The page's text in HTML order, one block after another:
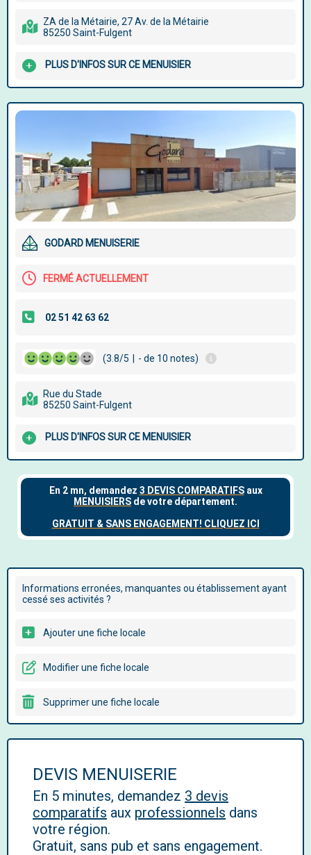
ZA de la Métairie, 27 Av. de la Métairie
85250 Saint-Fulgent
PLUS D'INFOS SUR CE MENUISIER
GODARD MENUISERIE
FERMÉ ACTUELLEMENT
(3.8/5 - de 10 notes)
Rue du Stade
85250 Saint-Fulgent
PLUS D'INFOS SUR CE MENUISIER
Informations erronées, manquantes ou établissement ayant
cessé ses activités ?
Ajouter une fiche locale
Modifier une fiche locale
Supprimer une fiche locale
DEVIS MENUISERIE
En 5 minutes, demandez 3 devis
comparatifs aux professionnels dans
votre région.
Gratuit, sans pub et sans engagement.